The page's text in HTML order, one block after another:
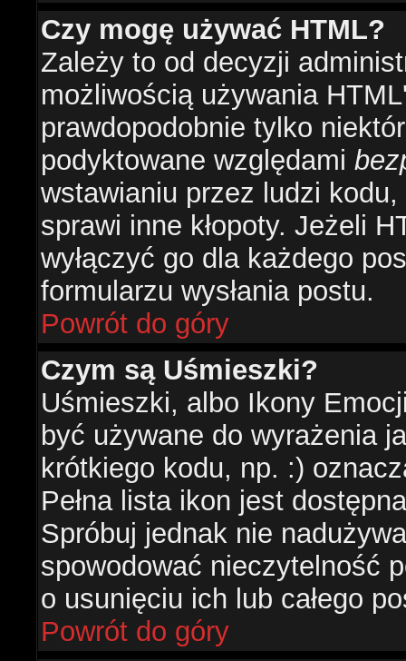
Czy mogę używać HTML?
Zależy to od decyzji
możliwością używania
prawdopodobnie tylko
podyktowane względami
wstawianiu przez ludzi
sprawi inne kłopoty. Jeżeli
wyłączyć go dla każdego
formularzu wysłania postu.
Powrót do góry
Czym są Uśmieszki?
Uśmieszki, albo Ikony
być używane do wyrażenia
krótkiego kodu, np. :)
Pełna lista ikon jest
Spróbuj jednak nie
spowodować nieczytelność
o usunięciu ich lub całego
Powrót do góry